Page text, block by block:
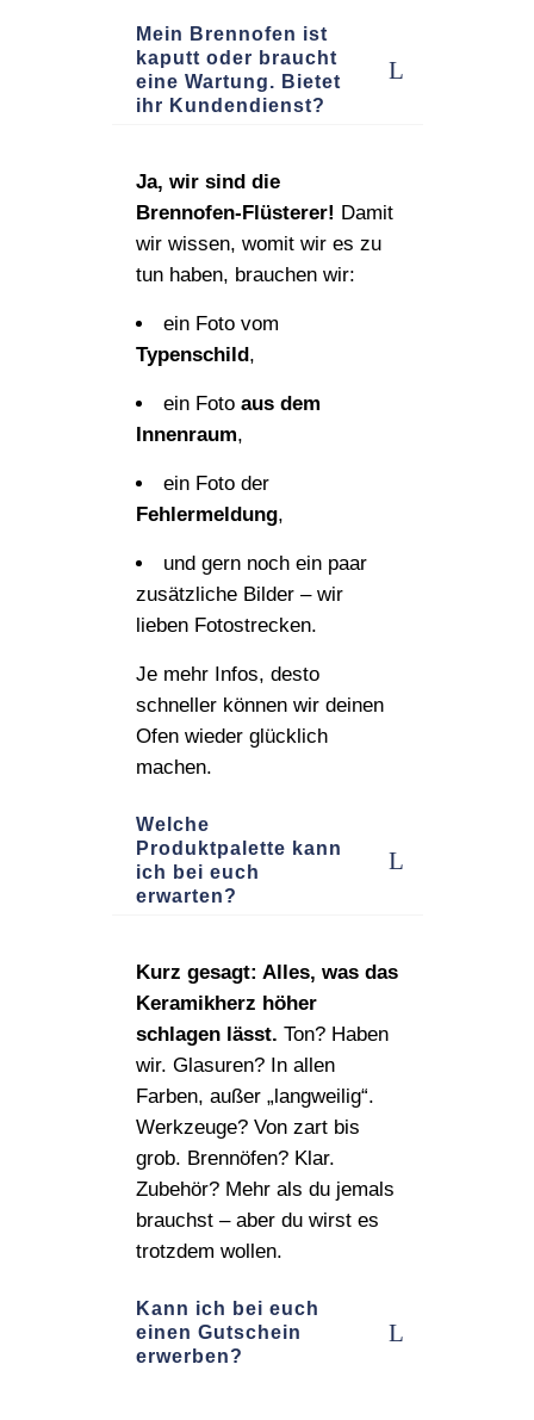
Mein Brennofen ist
kaputt oder braucht
eine Wartung. Bietet
ihr Kundendienst?
Ja, wir sind die
Brennofen‑Flüsterer! Damit
wir wissen, womit wir es zu
tun haben, brauchen wir:
ein Foto vom
Typenschild ,
ein Foto aus dem
Innenraum,
ein Foto der
Fehlermeldung,
und gern noch ein paar
zusätzliche Bilder – wir
lieben Fotostrecken.
Je mehr Infos, desto
schneller können wir deinen
Ofen wieder glücklich
machen.
Welche
Produktpalette kann
ich bei euch
erwarten?
Kurz gesagt: Alles, was das
Keramikherz höher
schlagen lässt. Ton? Haben
wir. Glasuren? In allen
Farben, außer „langweilig“.
Werkzeuge? Von zart bis
grob. Brennöfen? Klar.
Zubehör? Mehr als du jemals
brauchst – aber du wirst es
trotzdem wollen.
Kann ich bei euch
einen Gutschein
erwerben?